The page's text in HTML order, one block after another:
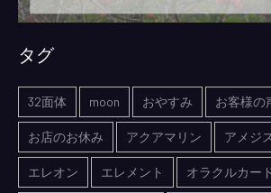
タグ
32面体 moon おやすみ お客様の
お店のお休み アクアマリン アメジ
エレオン エレメント オラクルカー